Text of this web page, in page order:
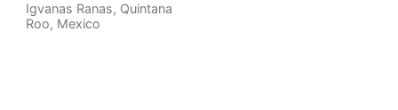
Igvanas Ranas, Quintana
Roo, Mexico